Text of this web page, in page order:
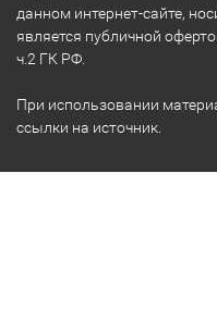
данном интернет-сайте,
является публичной
ч.2 ГК РФ.
При использовании
ссылки на источник.